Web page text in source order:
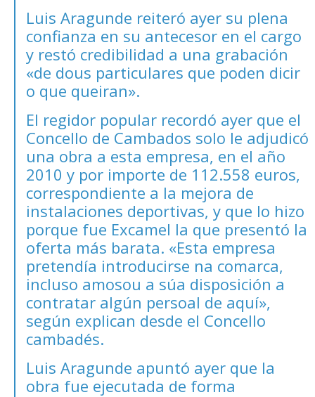
Luis Aragunde reiteró ayer su plena
confianza en su antecesor en el cargo
y restó credibilidad a una grabación
«de dous particulares que poden dicir
o que queiran».
El regidor popular recordó ayer que el
Concello de Cambados solo le adjudicó
una obra a esta empresa, en el año
2010 y por importe de 112.558 euros,
correspondiente a la mejora de
instalaciones deportivas, y que lo hizo
porque fue Excamel la que presentó la
oferta más barata. «Esta empresa
pretendía introducirse na comarca,
incluso amosou a súa disposición a
contratar algún persoal de aquí»,
según explican desde el Concello
cambadés.
Luis Aragunde apuntó ayer que la
obra fue ejecutada de forma